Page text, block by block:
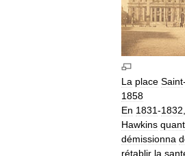
La place Saint-
1858
En 1831-1832
Hawkins quant
démissionna
rétablir la